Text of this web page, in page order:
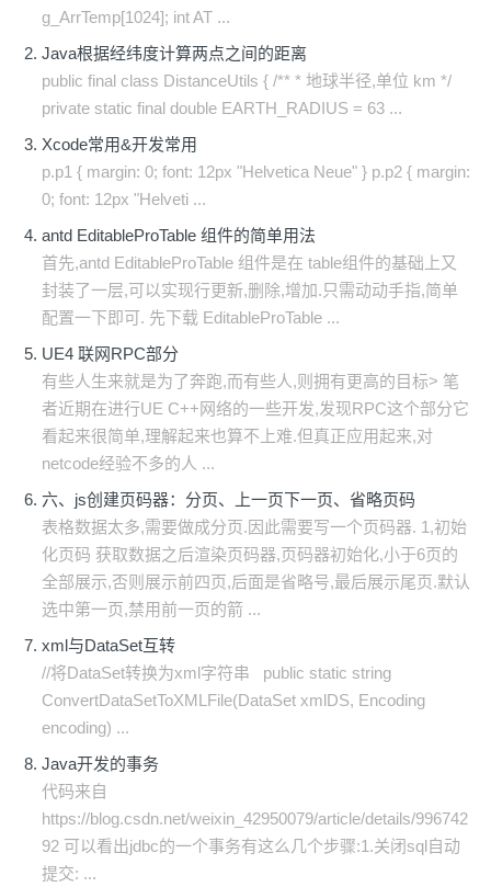
g_ArrTemp[1024]; int AT ...
Java根据经纬度计算两点之间的距离
public final class DistanceUtils { /** * 地球半径,单位 km */
private static final double EARTH_RADIUS = 63 ...
Xcode常用&开发常用
p.p1 { margin: 0; font: 12px "Helvetica Neue" } p.p2 { margin:
0; font: 12px "Helveti ...
antd EditableProTable 组件的简单用法
首先,antd EditableProTable 组件是在 table组件的基础上又
封装了一层,可以实现行更新,删除,增加.只需动动手指,简单
配置一下即可. 先下载 EditableProTable ...
UE4 联网RPC部分
有些人生来就是为了奔跑,而有些人,则拥有更高的目标> 笔
者近期在进行UE C++网络的一些开发,发现RPC这个部分它
看起来很简单,理解起来也算不上难.但真正应用起来,对
netcode经验不多的人 ...
六、js创建页码器：分页、上一页下一页、省略页码
表格数据太多,需要做成分页.因此需要写一个页码器. 1,初始
化页码 获取数据之后渲染页码器,页码器初始化,小于6页的
全部展示,否则展示前四页,后面是省略号,最后展示尾页.默认
选中第一页,禁用前一页的箭 ...
xml与DataSet互转
//将DataSet转换为xml字符串 public static string
ConvertDataSetToXMLFile(DataSet xmlDS, Encoding
encoding) ...
Java开发的事务
代码来自
https://blog.csdn.net/weixin_42950079/article/details/996742
92 可以看出jdbc的一个事务有这么几个步骤:1.关闭sql自动
提交: ...